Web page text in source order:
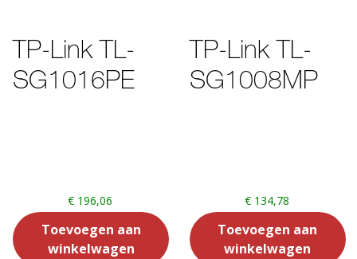
TP-Link TL-
SG1016PE
€ 196,06
Toevoegen aan
winkelwagen
TP-Link TL-
SG1008MP
€134,78
Toevoegen aan
winkelwagen